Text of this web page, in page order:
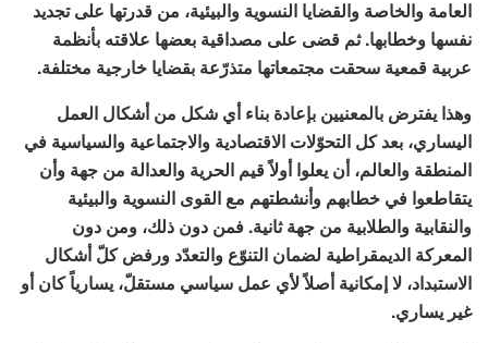
العامة والخاصة والقضايا النسوية والبيئية، من قدرتها على تجديد
نفسها وخطابها. ثم قضى على مصداقية بعضها علاقته بأنظمة
عربية قمعية سحقت مجتمعاتها متذرّعة بقضايا خارجية مختلفة.
وهذا يفترض بالمعنيين بإعادة بناء أي شكل من أشكال العمل
اليساري، بعد كل التحوّلات الاقتصادية والاجتماعية والسياسية في
المنطقة والعالم، أن يعلوا أولاً قيم الحرية والعدالة من جهة وأن
يتقاطعوا في خطابهم وأنشطتهم مع القوى النسوية والبيئية
والنقابية والطلابية من جهة ثانية. فمن دون ذلك، ومن دون
المعركة الديمقراطية لضمان التنوّع والتعدّد ورفض كلّ أشكال
الاستبداد، لا إمكانية أصلاً لأي عمل سياسي مستقلّ، يسارياً كان أو
غير يساري.